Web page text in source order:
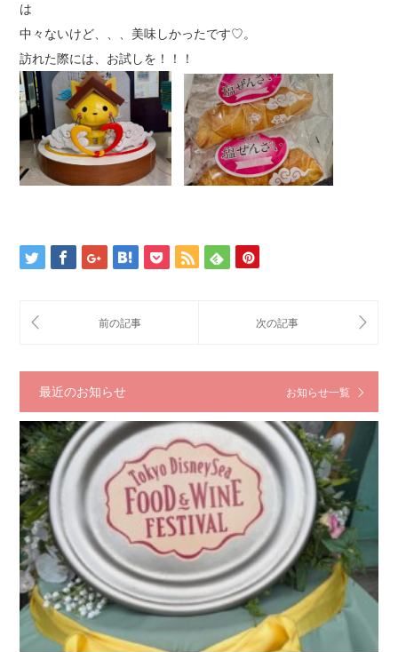
は
中々ないけど、、、美味しかったです♡。
訪れた際には、お試しを！！！
最近のお知らせ お知らせ一覧